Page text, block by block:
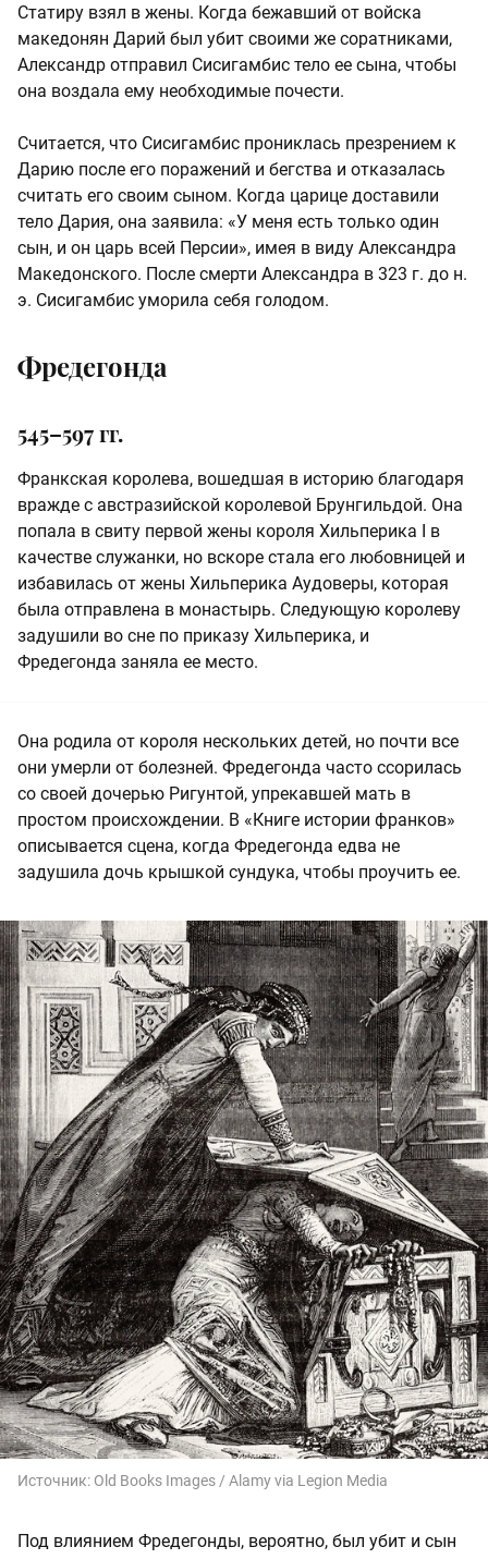
Статиру взял в жены. Когда бежавший от войска
македонян Дарий был убит своими же соратниками,
Александр отправил Сисигамбис тело ее сына, чтобы
она воздала ему необходимые почести.
Считается, что Сисигамбис прониклась презрением к
Дарию после его поражений и бегства и отказалась
считать его своим сыном. Когда царице доставили
тело Дария, она заявила: «У меня есть только один
сын, и он царь всей Персии», имея в виду Александра
Македонского. После смерти Александра в 323 г. до н.
э. Сисигамбис уморила себя голодом.
Фредегонда
545–597 гг.
Франкская королева, вошедшая в историю благодаря
вражде с австразийской королевой Брунгильдой. Она
попала в свиту первой жены короля Хильперика I в
качестве служанки, но вскоре стала его любовницей и
избавилась от жены Хильперика Аудоверы, которая
была отправлена в монастырь. Следующую королеву
задушили во сне по приказу Хильперика, и
Фредегонда заняла ее место.
Она родила от короля нескольких детей, но почти все
они умерли от болезней. Фредегонда часто ссорилась
со своей дочерью Ригунтой, упрекавшей мать в
простом происхождении. В «Книге истории франков»
описывается сцена, когда Фредегонда едва не
задушила дочь крышкой сундука, чтобы проучить ее.
Источник: Old Books Images / Alamy via Legion Media
Под влиянием Фредегонды, вероятно, был убит и сын